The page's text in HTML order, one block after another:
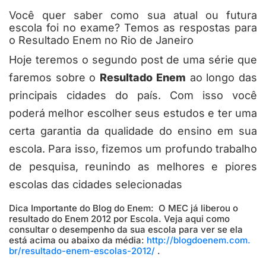
Você quer saber como sua atual ou futura
escola foi no exame? Temos as respostas para
o Resultado Enem no Rio de Janeiro
Hoje teremos o segundo post de uma série que
faremos sobre o Resultado Enem ao longo das
principais cidades do país. Com isso você
poderá melhor escolher seus estudos e ter uma
certa garantia da qualidade do ensino em sua
escola. Para isso, fizemos um profundo trabalho
de pesquisa, reunindo as melhores e piores
escolas das cidades selecionadas
Dica Importante do Blog do Enem: O MEC já liberou o
resultado do Enem 2012 por Escola. Veja aqui como
consultar o desempenho da sua escola para ver se ela
está acima ou abaixo da média: http://blogdoenem.com.
br/resultado-enem-escolas-2012/ .